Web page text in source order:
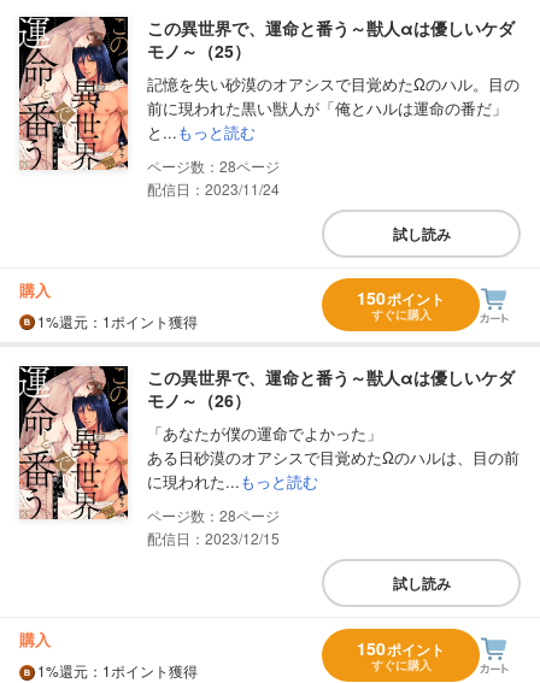
この異世界で、運命と番う～獣人αは優しいケダ
モノ～（25）
記憶を失い砂漠のオアシスで目覚めたΩのハル。目の
前に現われた黒い獣人が「俺とハルは運命の番だ」
と...もっと読む
28
配信日：2023/11/24
試し読み
購入
1%還元 ：1ポイント獲得
150ポイント
すぐに購入
この異世界で、運命と番う～獣人αは優しいケダ
モノ～（26）
「あなたが僕の運命でよかった」
ある日砂漠のオアシスで目覚めたΩのハルは、目の前
に現われた...もっと読む
28
配信日：2023/12/15
試し読み
購入
1%還元 ：1ポイント獲得
150ポイント
すぐに購入